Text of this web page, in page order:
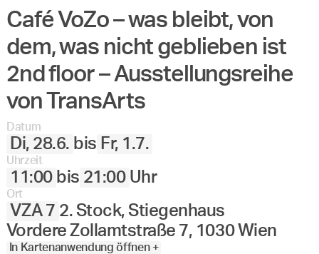
Café VoZo – was bleibt, von
dem, was nicht geblieben ist
2nd floor – Ausstellungsreihe
von TransArts
Datum
Di, 28.6. bis Fr, 1.7.
Uhrzeit
11:00 bis 21:00 Uhr
Ort
VZA 7 2. Stock, Stiegenhaus
Vordere Zollamtstraße 7, 1030 Wien
In Kartenanwendung öffnen +